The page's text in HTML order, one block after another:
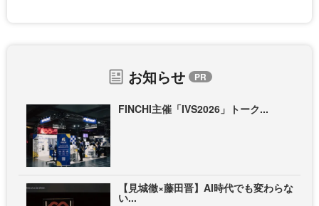
お知らせ
FINCHI主催「IVS2026」トーク...
【見城徹×藤田晋】AI時代でも変わらな
い...